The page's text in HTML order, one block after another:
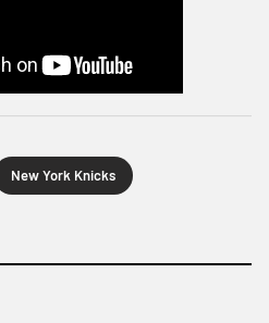
New York Knicks